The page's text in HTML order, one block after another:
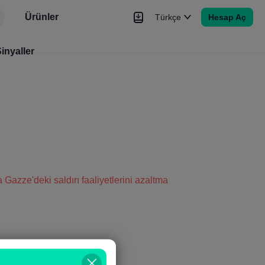
Ürünler
Haberler
Türkçe Hesap Aç
saldırı faaliyetlerini azaltma